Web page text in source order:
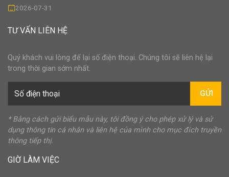
2026-07-31
TƯ VẤN LIÊN HỆ
Quý khách vui lòng để lại số điện thoại. Chúng tôi sẽ liên hệ lại
trong thời gian sớm nhất.
GỬI
* Bằng cách gửi biểu mẫu này, tôi đồng ý cho phép xử lý và sử
dụng thông tin cá nhân và liên hệ của mình cho mục đích truyền
thông tiếp thị.
GIỜ LÀM VIỆC